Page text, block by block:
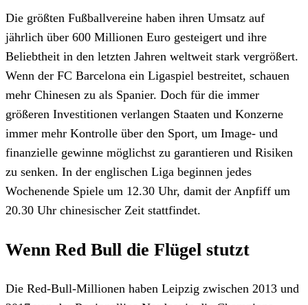
Die größten Fußballvereine haben ihren Umsatz auf
jährlich über 600 Millionen Euro gesteigert und ihre
Beliebtheit in den letzten Jahren weltweit stark vergrößert.
Wenn der FC Barcelona ein Ligaspiel bestreitet, schauen
mehr Chinesen zu als Spanier. Doch für die immer
größeren Investitionen verlangen Staaten und Konzerne
immer mehr Kontrolle über den Sport, um Image- und
finanzielle gewinne möglichst zu garantieren und Risiken
zu senken. In der englischen Liga beginnen jedes
Wochenende Spiele um 12.30 Uhr, damit der Anpfiff um
20.30 Uhr chinesischer Zeit stattfindet.
Wenn Red Bull die Flügel stutzt
Die Red-Bull-Millionen haben Leipzig zwischen 2013 und